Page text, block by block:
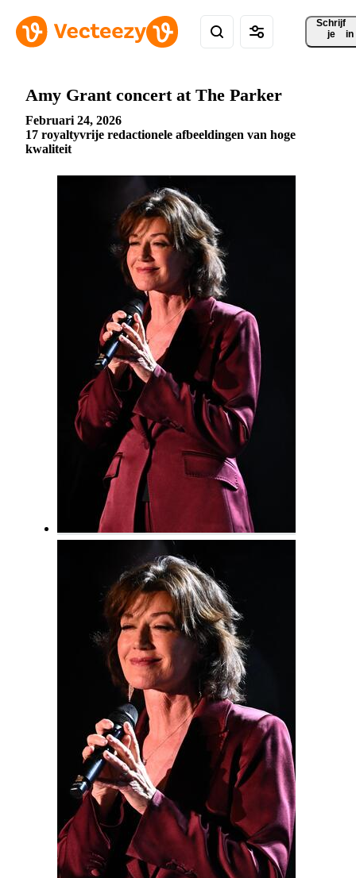
Schrijf
je
in
Amy Grant concert at The Parker
Februari 24, 2026
17 royaltyvrije redactionele afbeeldingen van hoge
kwaliteit